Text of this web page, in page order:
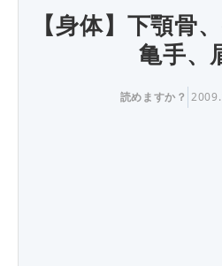
【身体】下顎骨
亀手、
読めますか？